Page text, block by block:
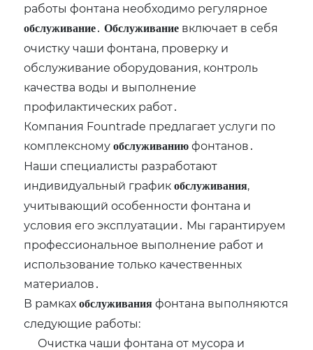
работы фонтана необходимо регулярное
обслуживание․Обслуживание включает в себя
очистку чаши фонтана‚ проверку и
обслуживание оборудования‚ контроль
качества воды и выполнение
профилактических работ․
Компания Fountrade предлагает услуги по
комплексномуобслуживанию фонтанов․
Наши специалисты разработают
индивидуальный графикобслуживания‚
учитывающий особенности фонтана и
условия его эксплуатации․ Мы гарантируем
профессиональное выполнение работ и
использование только качественных
материалов․
В рамкахобслуживания фонтана выполняются
следующие работы:
Очистка чаши фонтана от мусора и